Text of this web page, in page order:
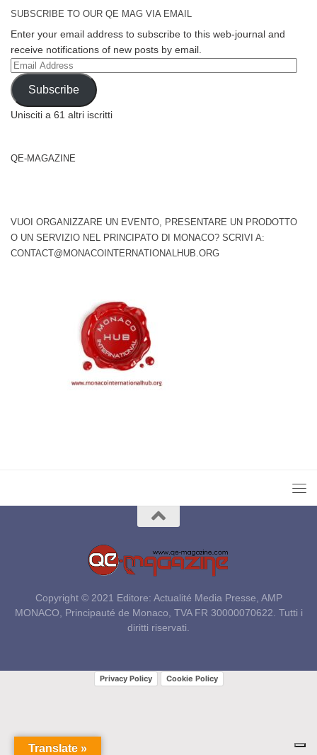
SUBSCRIBE TO OUR QE MAG VIA EMAIL
Enter your email address to subscribe to this web-journal and
receive notifications of new posts by email.
Email
Address
Subscribe
Unisciti a 61 altri iscritti
QE-MAGAZINE
VUOI ORGANIZZARE UN EVENTO, PRESENTARE UN PRODOTTO
O UN SERVIZIO NEL PRINCIPATO DI MONACO? SCRIVI A:
CONTACT@MONACOINTERNATIONALHUB.ORG
Copyright © 2021 Editore: Actualité Media Presse, AMP
MONACO, Principauté de Monaco, TVA FR 30000070622. Tutti i
diritti riservati.
Translate »
Privacy Policy Cookie Policy